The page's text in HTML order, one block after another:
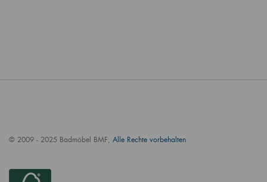
© 2009 - 2025 Badmöbel BMF, Alle Rechte vorbehalten